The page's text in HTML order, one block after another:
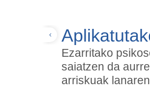
Ezarritako
saiatzen da
arriskuak